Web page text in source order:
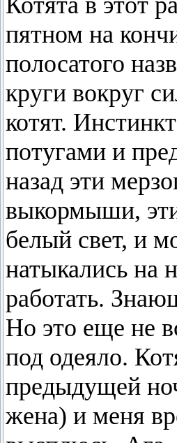
пятном на
полосатого
круги вокруг
котят.
потугами и
назад эти
выкормыши,
белый свет, и
натыкались на
работать.
Но это еще не
под одеяло.
предыдущей
жена) и меня